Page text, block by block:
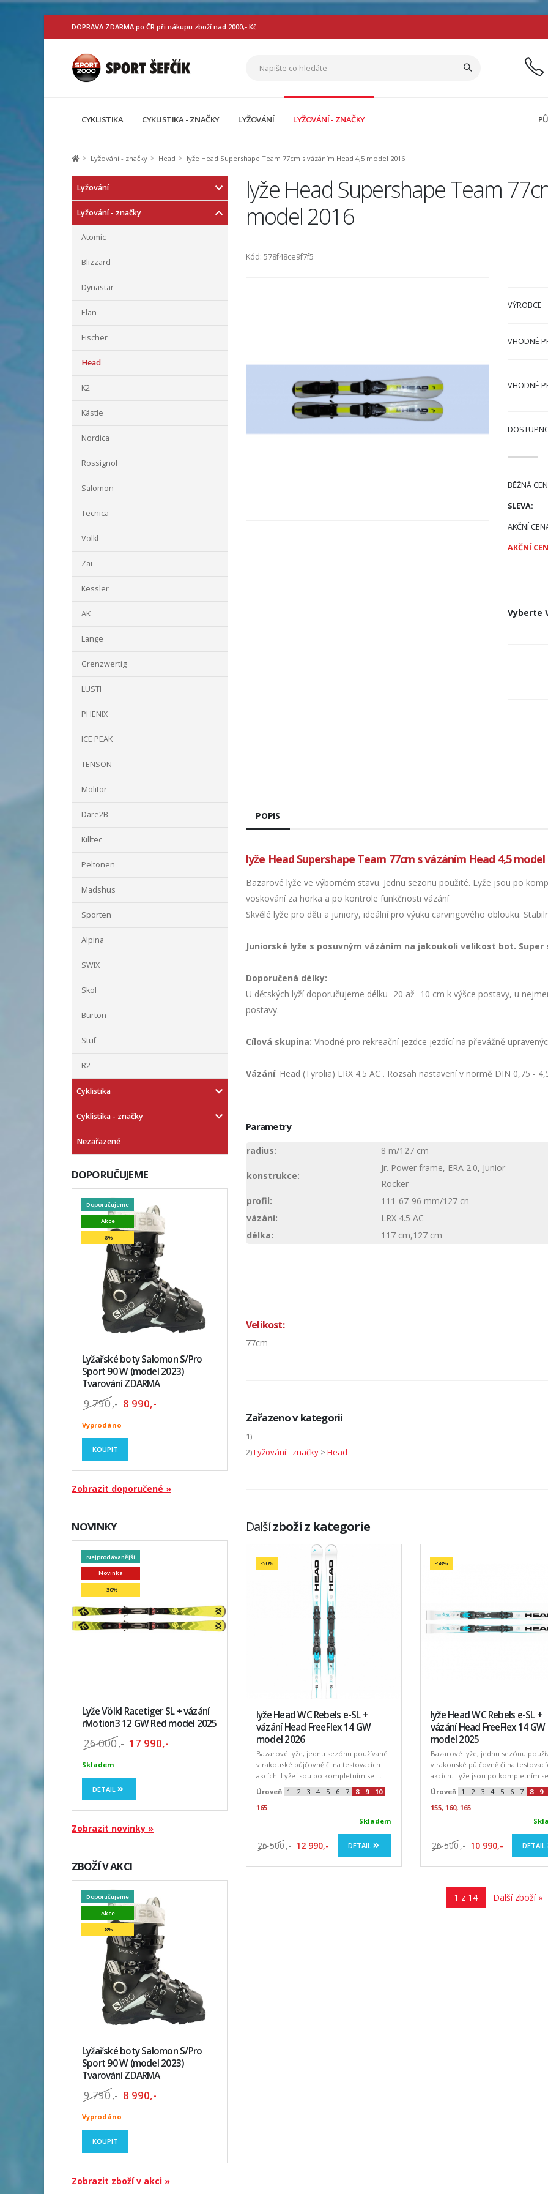
DOPRAVA ZDARMA po ČR při nákupu zboží nad 2000,- Kč
CYKLISTIKA CYKLISTIKA - ZNAČKY LYŽOVÁNÍ LYŽOVÁNÍ - ZNAČKY
Lyžování - značky Head lyže Head Supershape Team 77cm s vázáním Head 4,5 model 2016
Lyžování
Lyžování - značky
Atomic
Blizzard
Dynastar
Elan
Fischer
Head
K2
Kästle
Nordica
Rossignol
Salomon
Tecnica
Völkl
Zai
Kessler
AK
Lange
Grenzwertig
LUSTI
PHENIX
ICE PEAK
TENSON
Molitor
Dare2B
Killtec
Peltonen
Madshus
Sporten
Alpina
SWIX
Skol
Burton
Stuf
R2
Cyklistika
Cyklistika - značky
Nezařazené
DOPORUČUJEME
Doporučujeme
Akce
-8%
Lyžařské boty Salomon S/Pro
Sport 90 W (model 2023)
Tvarování ZDARMA
9 790,- 8 990,-
Vyprodáno
KOUPIT
Zobrazit doporučené »
NOVINKY
Nejprodávanější
Novinka
-30%
Lyže Völkl Racetiger SL + vázání
rMotion3 12 GW Red model 2025
26 000,- 17 990,-
Skladem
DETAIL
Zobrazit novinky »
ZBOŽÍ V AKCI
Doporučujeme
Akce
-8%
Lyžařské boty Salomon S/Pro
Sport 90 W (model 2023)
Tvarování ZDARMA
9 790,- 8 990,-
Vyprodáno
KOUPIT
Zobrazit zboží v akci »
lyže Head Supershape Team
model 2016
Kód: 578f48ce9f7f5
VÝROBCE
VHODNÉ
VHODNÉ
BĚŽNÁ
SLEVA:
AKČNÍ
AKČNÍ
Vyberte
POPIS
lyže Head Supershape Team 77cm s vázáním Head 4,5 model
Bazarové lyže ve výborném stavu. Jednu sezonu použité. Lyže jsou po
voskování za horka a po kontrole funkčnosti vázání
Skvělé lyže pro děti a juniory, ideální pro výuku carvingového oblouku.
Juniorské lyže s posuvným vázáním na jakoukoli velikost bot. Super
Doporučená délky:
U dětských lyží doporučujeme délku -20 až -10 cm k výšce postavy, u
postavy.
Cílová skupina: Vhodné pro rekreační jezdce jezdící na převážně
Vázání: Head (Tyrolia) LRX 4.5 AC . Rozsah nastavení v normě DIN 0,75 -
Parametry
radius: 8 m/127 cm
konstrukce:
Jr. Power frame, ERA 2.0, Junior
Rocker
profil:
111-67-96 mm/127 cn
vázání:
LRX 4.5 AC
délka:
117 cm,127 cm
Velikost:
77cm
Zařazeno v kategorii
1)
2)Lyžování - značky > Head
Dalšízboží z kategorie
-50%
lyže Head WC Rebels e-SL +
vázání Head FreeFlex 14 GW
model 2026
Bazarové lyže, jednu sezónu používané
v rakouské půjčovně či na testovacích
akcích. Lyže jsou po kompletním se ...
Úroveň 1 2 3 4 5 6 7 8 9
10
165
Skladem
26 500 ,- 12 990,- DETAIL
-58%
lyže Head WC Rebels e-SL +
vázání Head FreeFlex 14 GW
model 2025
Bazarové lyže, jednu sezónu
v rakouské půjčovně či na
akcích. Lyže jsou po kompletním
Úroveň
1 2 3 4 5 6 7 8
9
155, 160, 165
26 500 ,- 10 990,- DETAIL
1 z 14 Další zboží »